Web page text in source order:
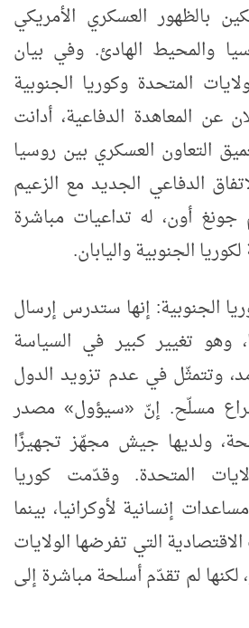
بالظهور العسكري الأمريكي
والمحيط الهادئ. وفي بيان
المتحدة وكوريا الجنوبية
عن المعاهدة الدفاعية، أدانت
التعاون العسكري بين روسيا
الدفاعي الجديد مع الزعيم
جونغ أون، له تداعيات مباشرة
الجنوبية واليابان.
الجنوبية: إنها ستدرس إرسال
وهو تغيير كبير في السياسة
وتتمثّل في عدم تزويد الدول
مسلّح. إنّ «سيؤول» مصدر
ولديها جيش مجهّز تجهيزًا
المتحدة. وقدّمت كوريا
إنسانية لأوكرانيا، بينما
التي تفرضها الولايات
لم تقدّم أسلحة مباشرة إلى